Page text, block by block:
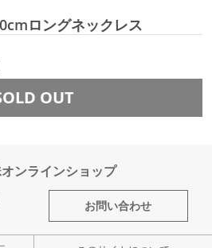
ロングネックレス
OUT
ンラインショップ
お問い合わせ